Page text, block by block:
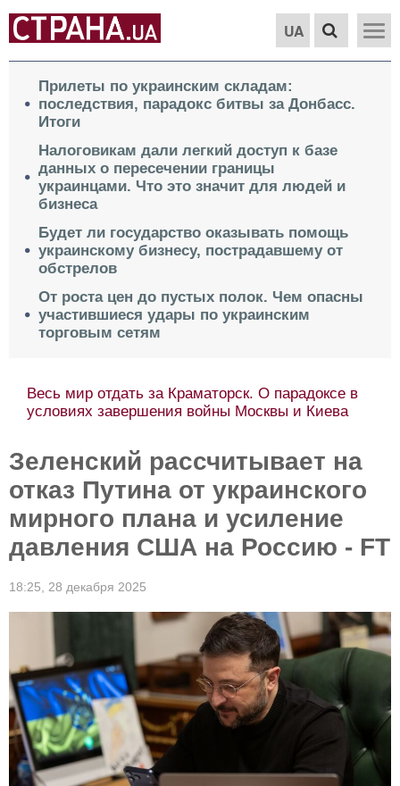
UA
Прилеты по украинским складам:
последствия, парадокс битвы за Донбасс.
Итоги
Налоговикам дали легкий доступ к базе
данных о пересечении границы
украинцами. Что это значит для людей и
бизнеса
Будет ли государство оказывать помощь
украинскому бизнесу, пострадавшему от
обстрелов
От роста цен до пустых полок. Чем опасны
участившиеся удары по украинским
торговым сетям
Весь мир отдать за Краматорск. О парадоксе в
условиях завершения войны Москвы и Киева
Зеленский рассчитывает на
отказ Путина от украинского
мирного плана и усиление
давления США на Россию - FT
18:25, 28 декабря 2025